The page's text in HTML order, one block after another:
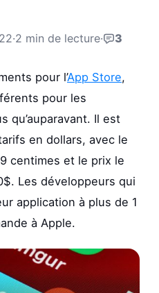
·2 min de lecture· 3
pour l’App Store,
pour les
qu’auparavant. Il est
en dollars, avec le
centimes et le prix le
Les développeurs qui
application à plus de 1
à Apple.